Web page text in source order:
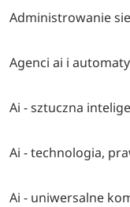
Administrowanie
Agenci ai i
Ai - sztuczna
Ai - uniwersalne